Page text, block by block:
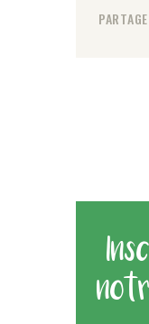
PARTAGE